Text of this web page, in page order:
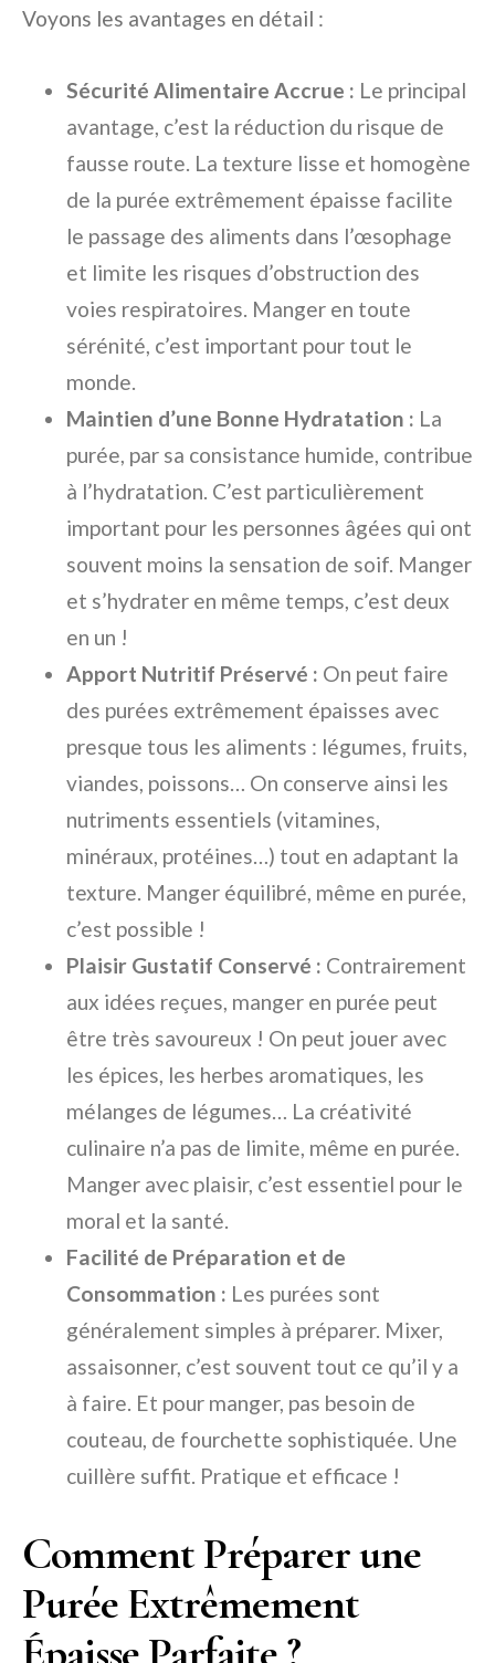
Voyons les avantages en détail :
Sécurité Alimentaire Accrue : Le principal
avantage, c’est la réduction du risque de
fausse route. La texture lisse et homogène
de la purée extrêmement épaisse facilite
le passage des aliments dans l’œsophage
et limite les risques d’obstruction des
voies respiratoires. Manger en toute
sérénité, c’est important pour tout le
monde.
Maintien d’une Bonne Hydratation : La
purée, par sa consistance humide, contribue
à l’hydratation. C’est particulièrement
important pour les personnes âgées qui ont
souvent moins la sensation de soif. Manger
et s’hydrater en même temps, c’est deux
en un !
Apport Nutritif Préservé : On peut faire
des purées extrêmement épaisses avec
presque tous les aliments : légumes, fruits,
viandes, poissons… On conserve ainsi les
nutriments essentiels (vitamines,
minéraux, protéines…) tout en adaptant la
texture. Manger équilibré, même en purée,
c’est possible !
Plaisir Gustatif Conservé : Contrairement
aux idées reçues, manger en purée peut
être très savoureux ! On peut jouer avec
les épices, les herbes aromatiques, les
mélanges de légumes… La créativité
culinaire n’a pas de limite, même en purée.
Manger avec plaisir, c’est essentiel pour le
moral et la santé.
Facilité de Préparation et de
Consommation : Les purées sont
généralement simples à préparer. Mixer,
assaisonner, c’est souvent tout ce qu’il y a
à faire. Et pour manger, pas besoin de
couteau, de fourchette sophistiquée. Une
cuillère suffit. Pratique et efficace !
Comment Préparer une
Purée Extrêmement